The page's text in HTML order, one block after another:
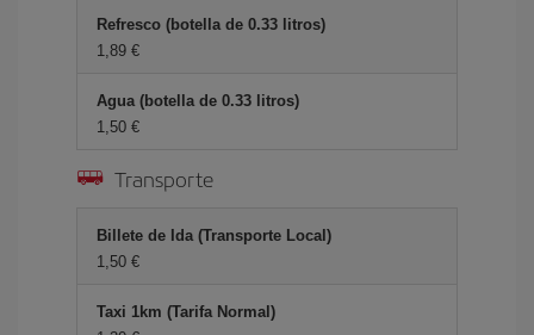
Refresco (botella de 0.33 litros)
1,89 €
Agua (botella de 0.33 litros)
1,50 €
Transporte
Billete de Ida (Transporte Local)
1,50 €
Taxi 1km (Tarifa Normal)